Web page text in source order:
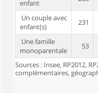
enfant
Un couple avec
enfant(s)
231
Une famille
monoparentale
53
Sources : Insee, RP2012,
complémentaires,